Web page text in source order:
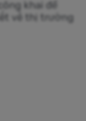
khai để
về thị trường